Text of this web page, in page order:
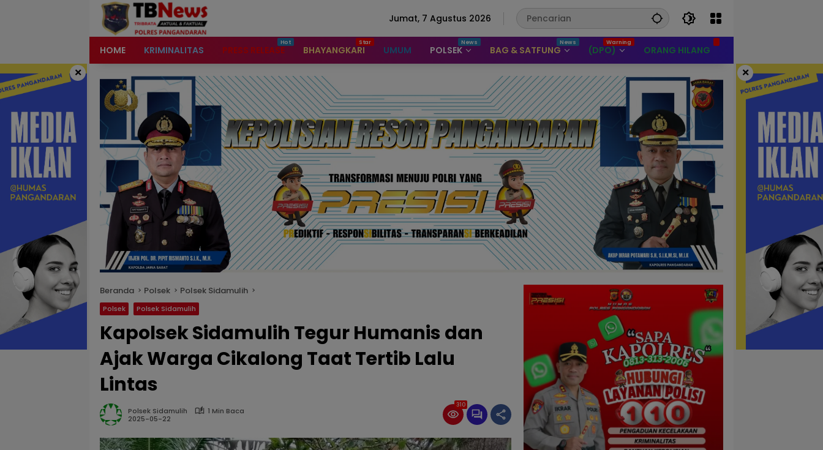
Jumat, 7 Agustus 2026
HOME KRIMINALITAS PRESS RELEASE BHAYANGKARI UMUM POLSEK BAG & SATFUNG (DPO) ORANG HILANG
× ×
Beranda Polsek Polsek Sidamulih
Polsek Polsek Sidamulih
Kapolsek Sidamulih Tegur Humanis dan
Ajak Warga Cikalong Taat Tertib Lalu
Lintas
Polsek Sidamulih
1 Min Baca
2025-05-22
310